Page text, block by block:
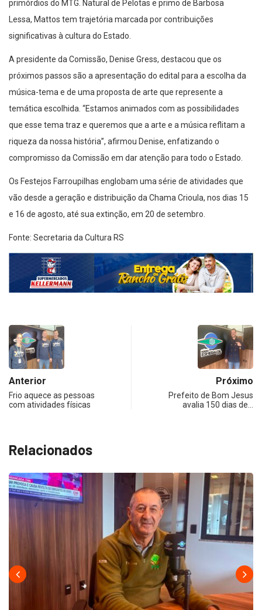
primórdios do MTG. Natural de Pelotas e primo de Barbosa
Lessa, Mattos tem trajetória marcada por contribuições
significativas à cultura do Estado.
A presidente da Comissão, Denise Gress, destacou que os
próximos passos são a apresentação do edital para a escolha da
música-tema e de uma proposta de arte que represente a
temática escolhida. “Estamos animados com as possibilidades
que esse tema traz e queremos que a arte e a música reflitam a
riqueza da nossa história”, afirmou Denise, enfatizando o
compromisso da Comissão em dar atenção para todo o Estado.
Os Festejos Farroupilhas englobam uma série de atividades que
vão desde a geração e distribuição da Chama Crioula, nos dias 15
e 16 de agosto, até sua extinção, em 20 de setembro.
Fonte: Secretaria da Cultura RS
Anterior
Frio aquece as pessoas
com atividades físicas
Próximo
Prefeito de Bom Jesus
avalia 150 dias de…
Relacionados